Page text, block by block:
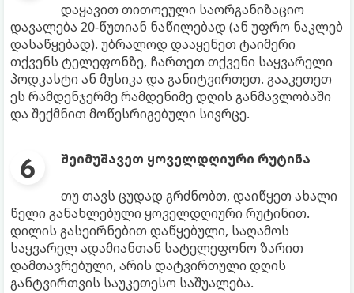
დაყავით თითოეული საორგანიზაციო
დავალება 20-წუთიან ნაწილებად (ან უფრო ნაკლებ
დასაწყებად). უბრალოდ დააყენეთ ტაიმერი
თქვენს ტელეფონზე, ჩართეთ თქვენი საყვარელი
პოდკასტი ან მუსიკა და განიტვირთეთ. გააკეთეთ
ეს რამდენჯერმე რამდენიმე დღის განმავლობაში
და შექმნით მოწესრიგებული სივრცე.
შეიმუშავეთ ყოველდღიური რუტინა
თუ თავს ცუდად გრძნობთ, დაიწყეთ ახალი
წელი განახლებული ყოველდღიური რუტინით.
დილის გასეირნებით დაწყებული, საღამოს
საყვარელ ადამიანთან სატელეფონო ზარით
დამთავრებული, არის დატვირთული დღის
განტვირთვის საუკეთესო საშუალება.